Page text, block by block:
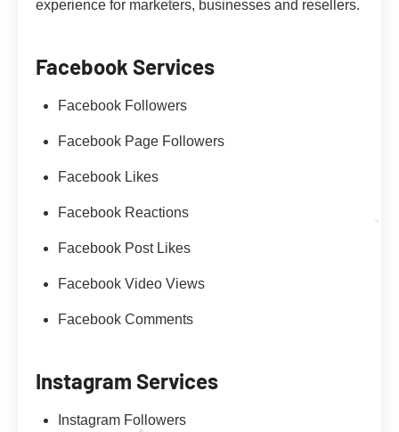
experience for marketers, businesses and resellers.
Facebook Services
Facebook Followers
Facebook Page Followers
Facebook Likes
Facebook Reactions
Facebook Post Likes
Facebook Video Views
Facebook Comments
Instagram Services
Instagram Followers